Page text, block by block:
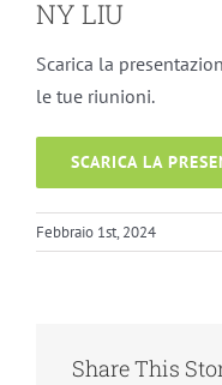
NY LIU
Scarica la
le tue riunioni.
SCARICA LA
Febbraio 1st, 2024
Share This